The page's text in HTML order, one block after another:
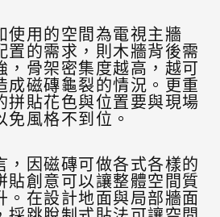
使用的空間為電視主牆
置的需求，則木牆背後需
，骨架密集度越高，越可
成磁磚龜裂的情況。更重
拼貼花色與位置要與現場
風格不到位。
，因磁磚可做各式各樣的
貼創意可以讓整體空間質
。在設計地面與局部牆面